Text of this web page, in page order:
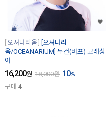
오셔나리움
[오셔나리
움/OCEANARIUM] 두건(버프) 고래상
어
16,200원 18,000원 10%
구매 4